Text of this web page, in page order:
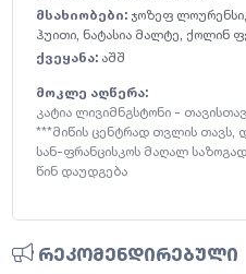
მსახიობები: ჯოზეფ ლოურენსი,
ჰუითი, ნატასია მალტე ქოლინ
ქვეყანა: აშშ
მოკლე აღწერა:
კატია ლივიმნგსტონი -
***მიწის ცენტრად თვლის თავს,
სან-ფრანცისკოს მაღალ
წინ დაუდგება
რეკომენდირებული